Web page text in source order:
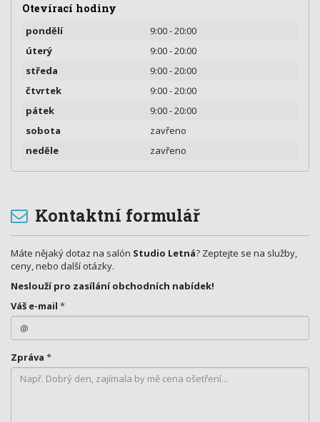
Otevírací hodiny
pondělí
9:00 - 20:00
úterý
9:00 - 20:00
středa
9:00 - 20:00
čtvrtek
9:00 - 20:00
pátek
9:00 - 20:00
sobota
zavřeno
neděle
zavřeno
Kontaktní formulář
Máte nějaký dotaz na salón Studio Letná? Zeptejte se na služby,
ceny, nebo další otázky.
Neslouží pro zasílání obchodních nabídek!
Váš e-mail *
Zpráva *